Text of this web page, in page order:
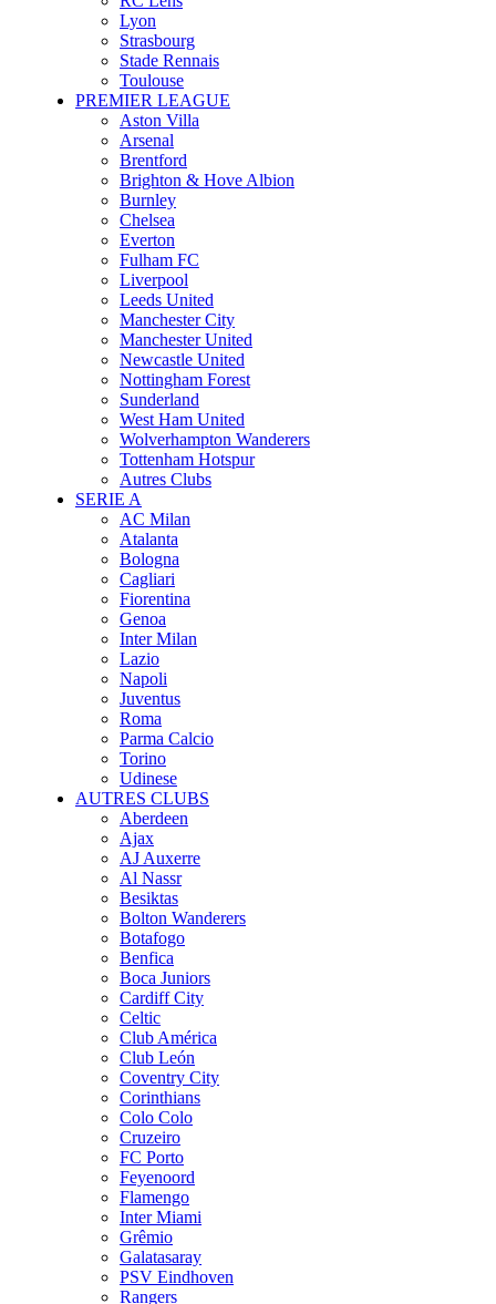
Lyon
Strasbourg
Stade Rennais
Toulouse
PREMIER LEAGUE
Aston Villa
Arsenal
Brentford
Brighton & Hove Albion
Burnley
Chelsea
Everton
Fulham FC
Liverpool
Leeds United
Manchester City
Manchester United
Newcastle United
Nottingham Forest
Sunderland
West Ham United
Wolverhampton Wanderers
Tottenham Hotspur
Autres Clubs
SERIE A
AC Milan
Atalanta
Bologna
Cagliari
Fiorentina
Genoa
Inter Milan
Lazio
Napoli
Juventus
Roma
Parma Calcio
Torino
Udinese
AUTRES CLUBS
Aberdeen
Ajax
AJ Auxerre
Al Nassr
Besiktas
Bolton Wanderers
Botafogo
Benfica
Boca Juniors
Cardiff City
Celtic
Club América
Club León
Coventry City
Corinthians
Colo Colo
Cruzeiro
FC Porto
Feyenoord
Flamengo
Inter Miami
Grêmio
Galatasaray
PSV Eindhoven
Rangers